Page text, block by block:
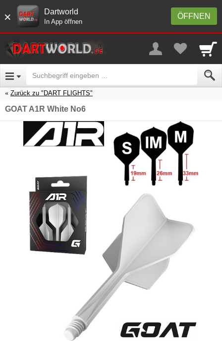
× ÖFFNEN
Dartworld
In App öffnen
Zurück zu "DART FLIGHTS"
GOAT A1R White No6